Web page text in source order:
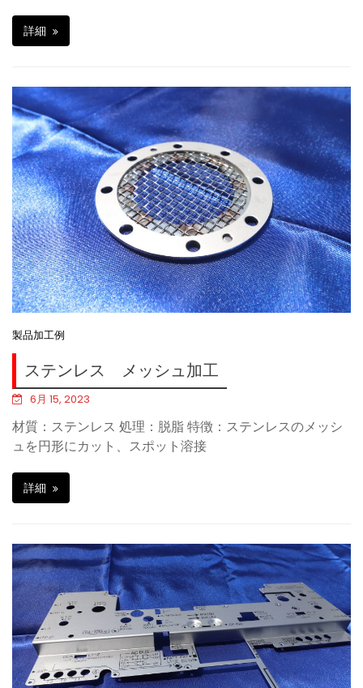
詳細
製品加工例
ステンレス メッシュ加工
6月 15, 2023
材質：ステンレス 処理：脱脂 特徴：ステンレスのメッシ
ュを円形にカット、スポット溶接
詳細